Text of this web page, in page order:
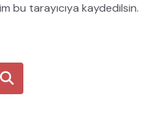
bu tarayıcıya kaydedilsin.
Ara